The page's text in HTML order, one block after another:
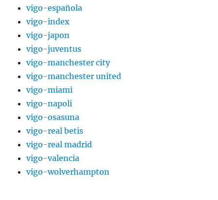
vigo-española
vigo-index
vigo-japon
vigo-juventus
vigo-manchester city
vigo-manchester united
vigo-miami
vigo-napoli
vigo-osasuna
vigo-real betis
vigo-real madrid
vigo-valencia
vigo-wolverhampton